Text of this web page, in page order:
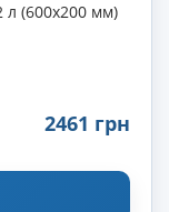
(600х200 мм)
2461 грн